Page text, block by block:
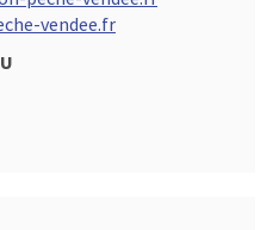
vendee.fr